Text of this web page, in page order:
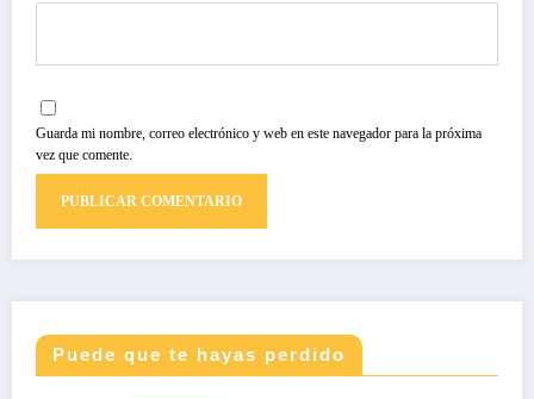
Guarda mi nombre, correo electrónico y web en este navegador para la próxima
vez que comente.
Puede que te hayas perdido